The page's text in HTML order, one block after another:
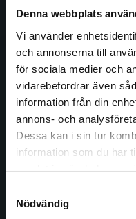
Denna webbplats
Vi använder
och annonserna till
för sociala medier och
vidarebefordrar även
information från din
annons- och
Dessa kan i sin tur
information som du har
Nödvändig
Det verkar som att
studentlitteratur.se
Vi erbjuder inte
att kunna slutföra ett
längs hela
Kontakta oss
Kontakta oss
046-31 20 00
Postadress:
Box 141
221 00 Lund
Besöksadress: